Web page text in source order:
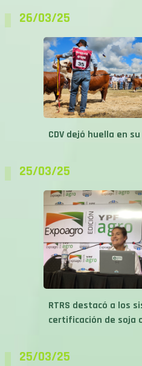
26/03/25
CDV dejó huella en
25/03/25
RTRS destacó a los
certificación de soja
25/03/25